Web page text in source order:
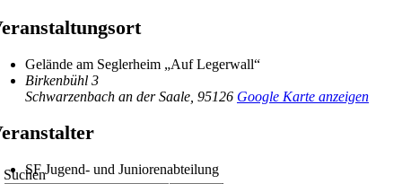
Gelände am Seglerheim „Auf Legerwall“
Birkenbühl 3
Schwarzenbach an der Saale 95126 Google Karte anzeigen
SF Jugend- und Juniorenabteilung
Suchen